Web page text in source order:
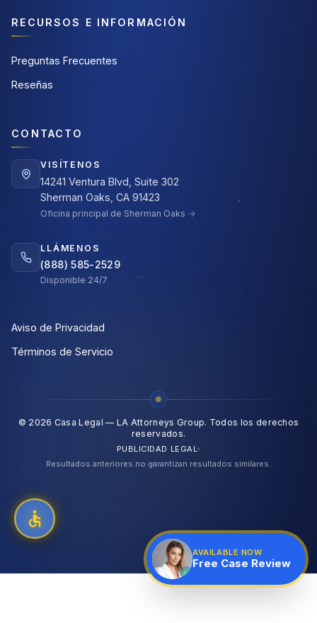
RECURSOS E INFORMACIÓN
Preguntas Frecuentes
Reseñas
CONTACTO
VISÍTENOS
14241 Ventura Blvd, Suite 302
Sherman Oaks, CA 91423
Oficina principal de Sherman Oaks →
LLÁMENOS
(888) 585-2529
Disponible 24/7
Aviso de Privacidad
Términos de Servicio
© 2026 Casa Legal — LA Attorneys Group. Todos los derechos
reservados.
PUBLICIDAD LEGAL
Resultados anteriores no garantizan resultados similares.
AVAILABLE NOW
Free Case Review